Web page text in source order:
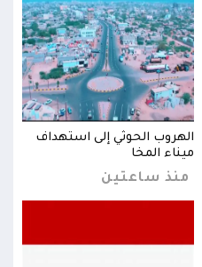
الهروب الحوثي إلى استهداف
ميناء المخا
منذ ساعتين